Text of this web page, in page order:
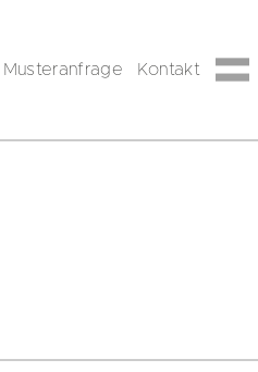
Musteranfrage Kontakt